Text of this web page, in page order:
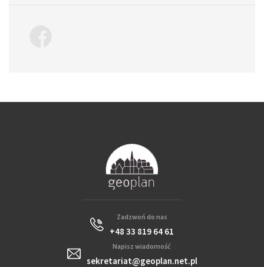
Zadzwoń do nas
+48 33 819 64 61
Napisz wiadomość
sekretariat@geoplan.net.pl